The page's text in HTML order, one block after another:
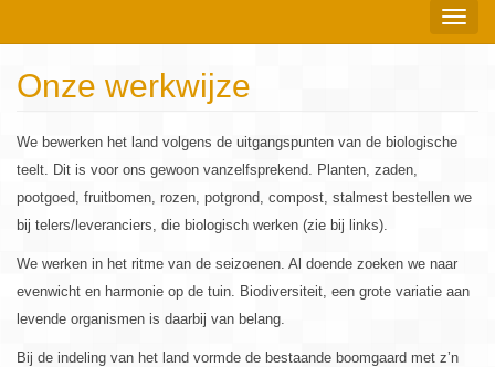
Toggle
Onze werkwijze
We bewerken het land volgens de uitgangspunten van de biologische
teelt. Dit is voor ons gewoon vanzelfsprekend. Planten, zaden,
pootgoed, fruitbomen, rozen, potgrond, compost, stalmest bestellen we
bij telers/leveranciers, die biologisch werken (zie bij links).
We werken in het ritme van de seizoenen. Al doende zoeken we naar
evenwicht en harmonie op de tuin. Biodiversiteit, een grote variatie aan
levende organismen is daarbij van belang.
Bij de indeling van het land vormde de bestaande boomgaard met z’n